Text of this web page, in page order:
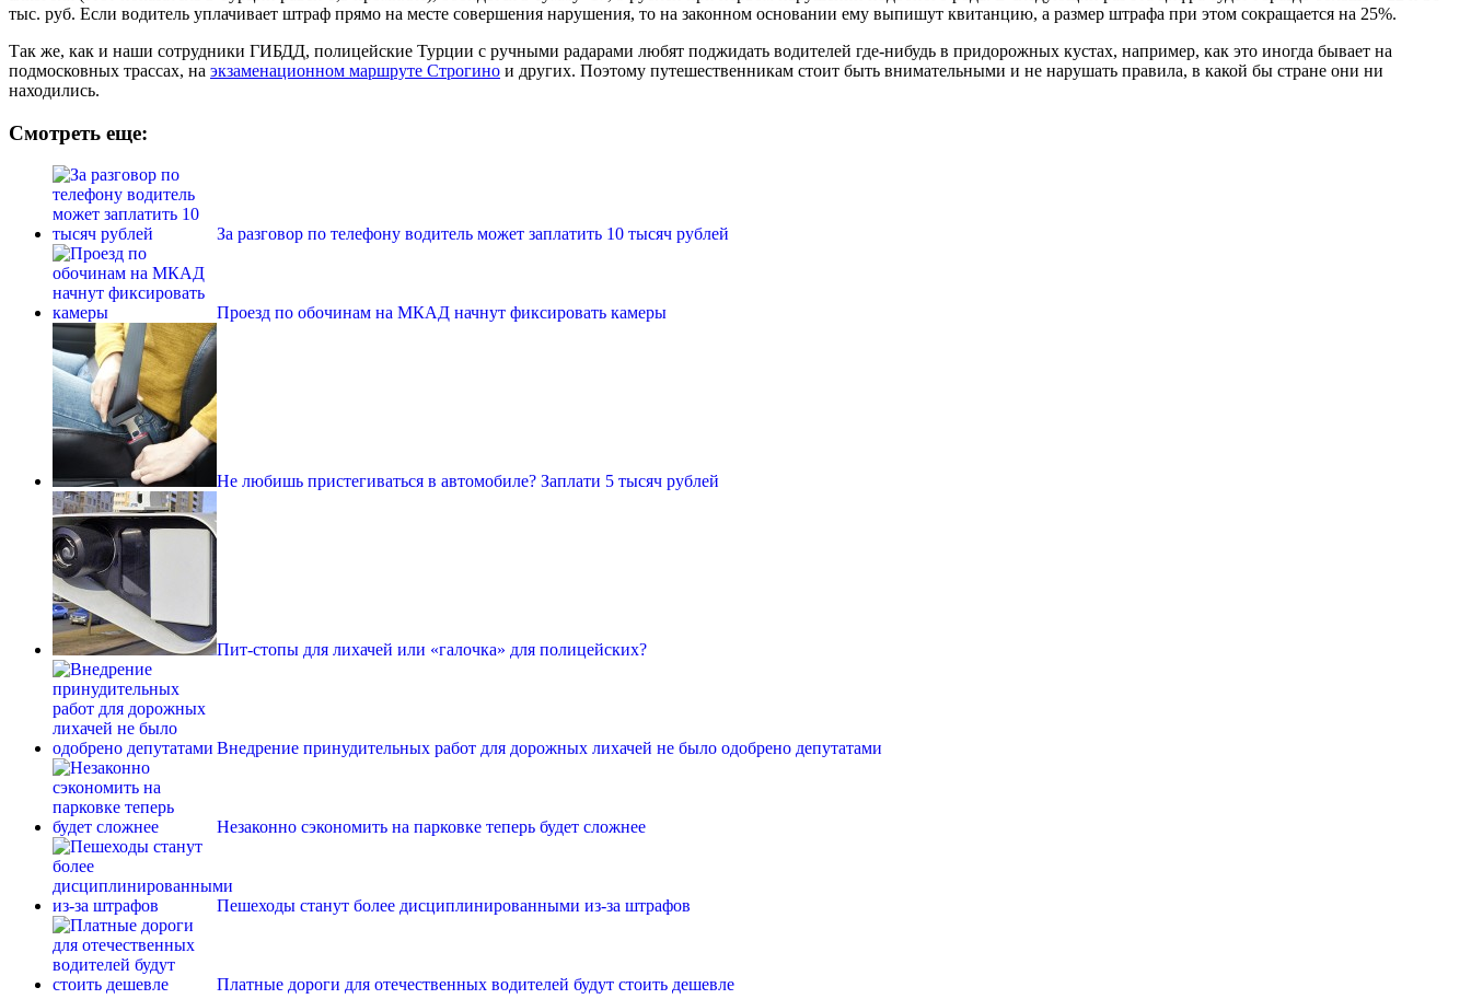
тыс. руб. Если водитель уплачивает штраф прямо на месте совершения нарушения, то на законном основании ему выпишут квитанцию, а размер штрафа при этом сокращается на 25%.
Так же, как и наши сотрудники ГИБДД, полицейские Турции с ручными радарами любят поджидать водителей где-нибудь в придорожных кустах, например, как это иногда бывает на
подмосковных трассах, на экзаменационном маршруте Строгино и других. Поэтому путешественникам стоит быть внимательными и не нарушать правила, в какой бы стране они ни
находились.
Смотреть еще:
За разговор по телефону водитель может заплатить 10 тысяч рублей
Проезд по обочинам на МКАД начнут фиксировать камеры
Не любишь пристегиваться в автомобиле? Заплати 5 тысяч рублей
Пит-стопы для лихачей или «галочка» для полицейских?
Внедрение принудительных работ для дорожных лихачей не было одобрено депутатами
Незаконно сэкономить на парковке теперь будет сложнее
Пешеходы станут более дисциплинированными из-за штрафов
Платные дороги для отечественных водителей будут стоить дешевле